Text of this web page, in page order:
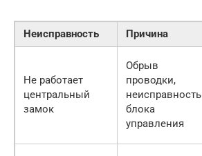
Неисправность Причина
Не работает
центральный
замок
Обрыв
проводки,
неисправность
блока
управления